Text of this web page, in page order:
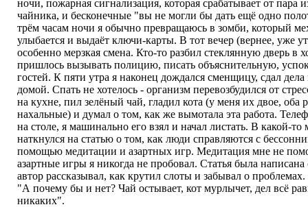
ночи, пожарная сигнализация, которая срабатывает от пара
чайника, и бесконечные "вы не могли бы дать ещё одно
трём часам ночи я обычно превращаюсь в зомби, который
улыбается и выдаёт ключи-карты. В тот вечер (вернее, уже
особенно мерзкая смена. Кто-то разбил стеклянную дверь в
пришлось вызывать полицию, писать объяснительную,
гостей. К пяти утра я наконец дождался сменщицу, сдал дела
домой. Спать не хотелось - организм перевозбудился от
на кухне, пил зелёный чай, гладил кота (у меня их двое, оба
нахальные) и думал о том, как же вымотала эта работа.
на столе, я машинально его взял и начал листать. В какой-то
наткнулся на статью о том, как люди справляются с
помощью медитации и азартных игр. Медитация мне не
азартные игры я никогда не пробовал. Статья была
автор рассказывал, как крутил слоты и забывал о
"А почему бы и нет? Чай остывает, кот мурлычет, дел всё
никаких".